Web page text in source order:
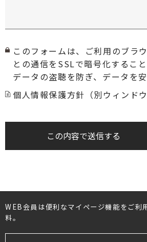
このフォームは、ご利用のブラ
との通信をSSLで暗号化するこ
データの盗聴を防ぎ、データを安
個人情報保護方針（別ウィンドウ
この内容で送信する
WEB会員は便利なマイページ機能をご利
料。